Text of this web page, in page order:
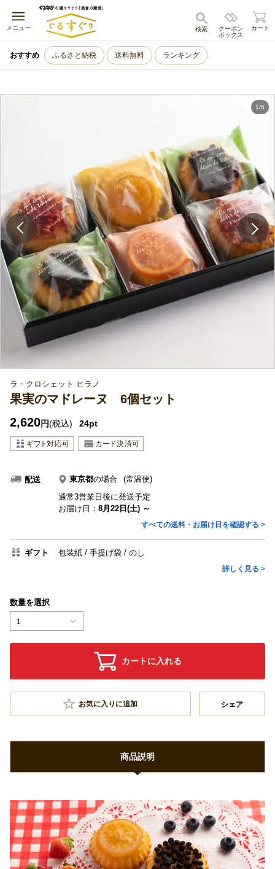
メニュー
キャンセル
クーポン
ボックス
検索 カート
おすすめ ふるさと納税 送料無料 ランキング
1/6
ラ・クロシェット ヒラノ
果実のマドレーヌ 6個セット
2,620円(税込) 24pt
配送 東京都の場合
(常温便)
通常3営業日後に発送予定
お届け日： 8月22日(土) ～
すべての送料・お届け日を確認する >
ギフト 包装紙 手提げ袋 のし
詳しく見る >
数量を選択
1
カートに入れる
お気に入りに追加 シェア
商品説明